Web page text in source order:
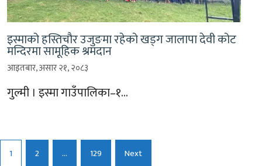
इस्माको हस्तिचौर उजुङमा रहेको खड्ग जालापा देवी कोट
मन्दिरमा सामूहिक श्रमदान
आइतबार, असार २१, २०८३
गुल्मी । इस्मा गाउँपालिका–१…
Posts
1 2 … 129 Next